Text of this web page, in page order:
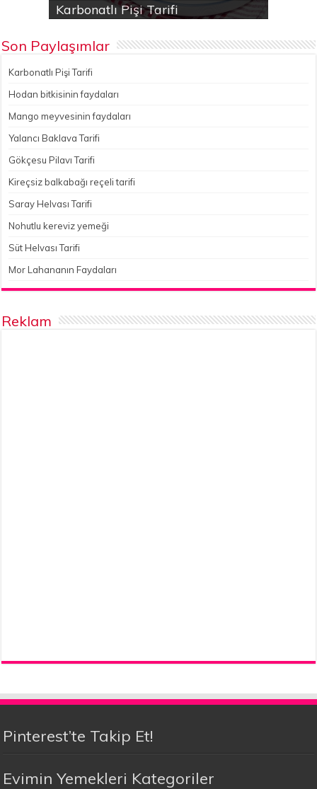
Karbonatlı Pişi Tarifi
Hodan bitkisinin faydaları
Yalancı Baklava Tarifi
Gökçesu Pilavı Tarifi
Nohutlu kereviz yemeği
Son Paylaşımlar
Karbonatlı Pişi Tarifi
Hodan bitkisinin faydaları
Mango meyvesinin faydaları
Yalancı Baklava Tarifi
Gökçesu Pilavı Tarifi
Kireçsiz balkabağı reçeli tarifi
Saray Helvası Tarifi
Nohutlu kereviz yemeği
Süt Helvası Tarifi
Mor Lahananın Faydaları
Reklam
Pinterest’te Takip Et!
Evimin Yemekleri Kategoriler